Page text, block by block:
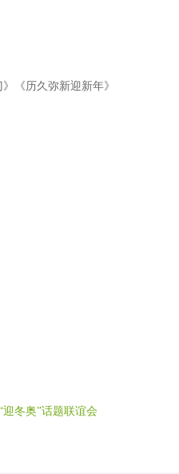
《历久弥新迎新年》
迎冬奥”话题联谊会